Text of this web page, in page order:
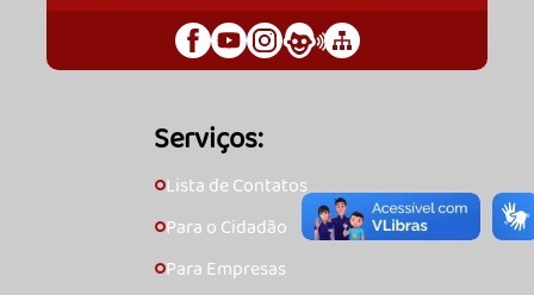
Serviços:
🞇Lista de Contatos
🞇Para o Cidadão
🞇Para Empresas